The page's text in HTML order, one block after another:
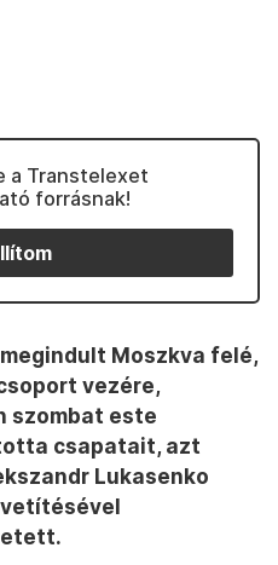
a Transtelexet
forrásnak!
Moszkva felé,
vezére,
szombat este
csapatait, azt
Lukasenko